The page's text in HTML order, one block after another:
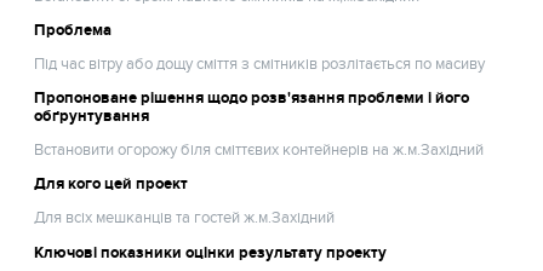
Проблема
Під час вітру або дощу сміття з смітників розлітається по масиву
Пропоноване рішення щодо розв'язання проблеми і його
обґрунтування
Встановити огорожу біля сміттєвих контейнерів на ж.м.Західний
Для кого цей проект
Для всіх мешканців та гостей ж.м.Західний
Ключові показники оцінки результату проекту